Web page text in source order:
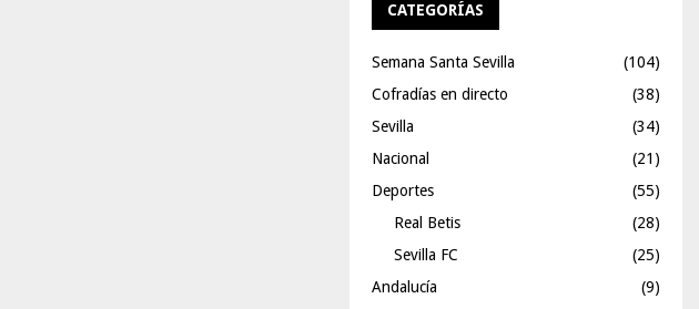
CATEGORÍAS
Semana Santa Sevilla
(104)
Cofradías en directo
(38)
Sevilla
(34)
Nacional
(21)
Deportes
(55)
Real Betis
(28)
Sevilla FC
(25)
Andalucía
(9)